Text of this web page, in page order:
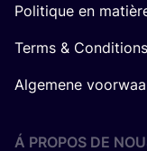
Politique en
Terms &
Algemene
Á PROPOS DE